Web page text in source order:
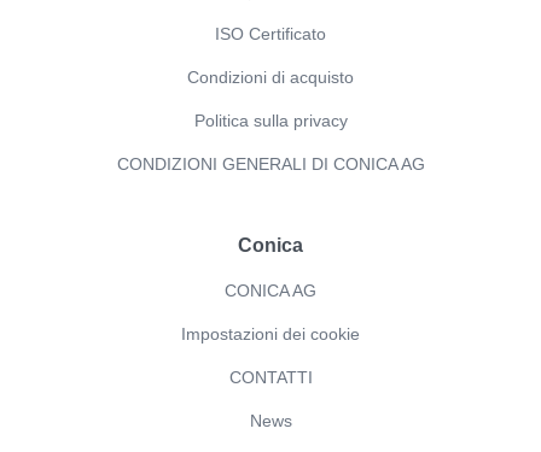
ISO Certificato
Condizioni di acquisto
Politica sulla privacy
CONDIZIONI GENERALI DI CONICA AG
Conica
CONICA AG
Impostazioni dei cookie
CONTATTI
News